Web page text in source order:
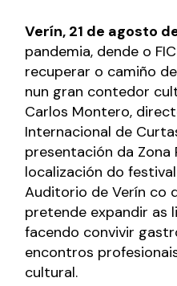
Verín, 21 de agosto
pandemia, dende o
recuperar o camiño
nun gran contedor
Carlos Montero,
Internacional de
presentación da Zona
localización do
Auditorio de Verín co
pretende expandir as
facendo convivir
encontros
cultural.